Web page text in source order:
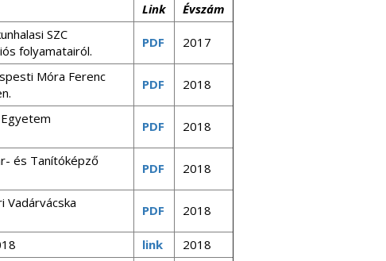
Link
Évszám
SZC
folyamatairól.
PDF 2017
Móra Ferenc
PDF 2018
PDF 2018
és Tanítóképző
PDF 2018
Vadárvácska
PDF 2018
link
2018